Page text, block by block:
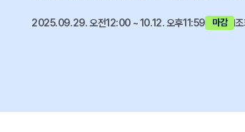
2025.09.29. 오전12:00 ~ 10.12. 오후11:59 마감